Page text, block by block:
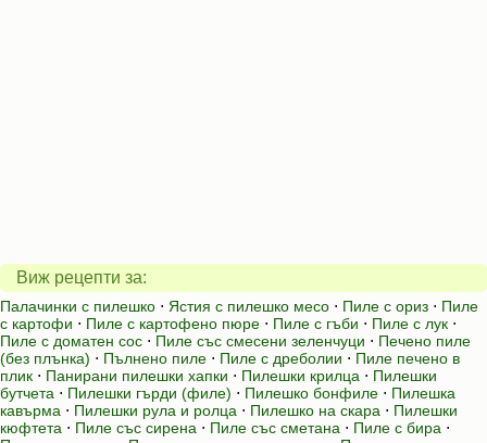
Виж рецепти за:
Палачинки с пилешко ⋅ Ястия с пилешко месо ⋅ Пиле с ориз ⋅ Пиле
с картофи ⋅ Пиле с картофено пюре ⋅ Пиле с гъби ⋅ Пиле с лук ⋅
Пиле с доматен сос ⋅ Пиле със смесени зеленчуци ⋅ Печено пиле
(без плънка) ⋅ Пълнено пиле ⋅ Пиле с дреболии ⋅ Пиле печено в
плик ⋅ Панирани пилешки хапки ⋅ Пилешки крилца ⋅ Пилешки
бутчета ⋅ Пилешки гърди (филе) ⋅ Пилешко бонфиле ⋅ Пилешка
кавърма ⋅ Пилешки рула и ролца ⋅ Пилешко на скара ⋅ Пилешки
кюфтета ⋅ Пиле със сирена ⋅ Пиле със сметана ⋅ Пиле с бира ⋅